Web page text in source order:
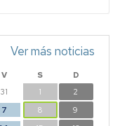
V S
D
31 1
2
7 8
9
Ver más noticias